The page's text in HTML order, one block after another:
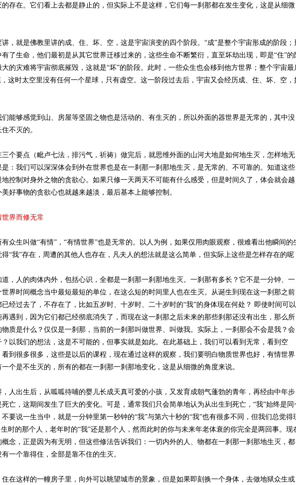
存在。它们看上去都是静止的，但实际上不是这样，它们每一刹那都在发生变化，这是从细微
，就是佛教里讲的成、住、坏、空，这是宇宙演变的四个阶段。“成”是整个宇宙形成的阶段；
了生命，他们最初是从其它世界迁移过来的，这些生命不断繁衍，直至坏劫出现，即是“住”的
的灾难将宇宙彻底摧毁，这就是“坏”的阶段。此时，一些众生也会移到他方世界；整个宇宙最
，这时太空里没有任何一个星球，只有虚空。这一阶段过去后，宇宙又会经历成、住、坏、空，
能够感觉到山、房屋等坚固之物也是活动的、有生灭的，所以外面的器世界是无常的，其中没
不灭的。
个要点（毗卢七法，排污气，祈祷）做完后，就思维外面的山河大地是如何地生灭，怎样地无
：我们可以深深体会到外在世界也是在一刹那一刹那地生灭，是无常的、不可靠的。知道这些
地控制对身外之物的贪欲心。如果只修一天两天不可能有什么感受，但是时间久了，体会就会越
好事物的贪欲心也就越来越淡，最后基本上能够控制。
世界而修无常
众生叫做“有情”，“有情世界”也是无常的。以人为例，如果仅用肉眼观察，很难看出他瞬间的
得“我”存在，周遭的其他人也存在，凡夫人的想法就是这么简单，但实际上这些是怎样存在的呢
，人的肉体内外，包括心识，全都是一刹那一刹那地生灭。一刹那有多长？它不是一分钟、一
界时间概念当中最短最短的单位，在这么短的时间里人也在生灭。从诞生到现在这一刹那之前
经过去了，不存在了，比如五岁时、十岁时、二十岁时的“我”的身体现在何处？ 即使时间可以
遇到，因为它们都已经彻底消失了，而现在这一刹那之后未来的那些刹那还没有出生，那么所
质是什么？仅仅是一刹那，当前的一刹那叫做世界、叫做我。实际上，一刹那会不会是我？会
以我们的想法，这是不可能的，但事实就是如此。在此基础上，我们可以看到无常，看到空
到很多很多，这些是以后的课程，现在通过这样的观察，我们要明白物质世界也好，有情世界
个是不生灭的，所有的都在一刹那一刹那地变化，这是从细微的角度来说。
，人出生后，从呱呱待哺的婴儿长成天真可爱的小孩，又发育成朝气蓬勃的青年，再经由中年步
死亡，这期间发生了巨大的变化。可是，通常我们只会简单地认为从出生到死亡，“我”始终是同
要说一生当中，就是一分钟里第一秒钟的“我”与第六十秒的“我”也有很多不同，但我们总觉得
生时的那个人，老年时的“我”还是那个人，然而此时的你与未来年老体衰的你完全是两回事。现
念，正是因为有无明，但这些修法告诉我们：一切内外的人、物都在一刹那一刹那地生灭，都
一个靠得住，全部是靠不住的生灭。
在这样的一幢房子里，向外可以眺望城市的景象，但是如果即刻换一个身体，去做地狱众生或